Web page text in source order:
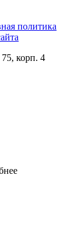
политика
75, корп. 4